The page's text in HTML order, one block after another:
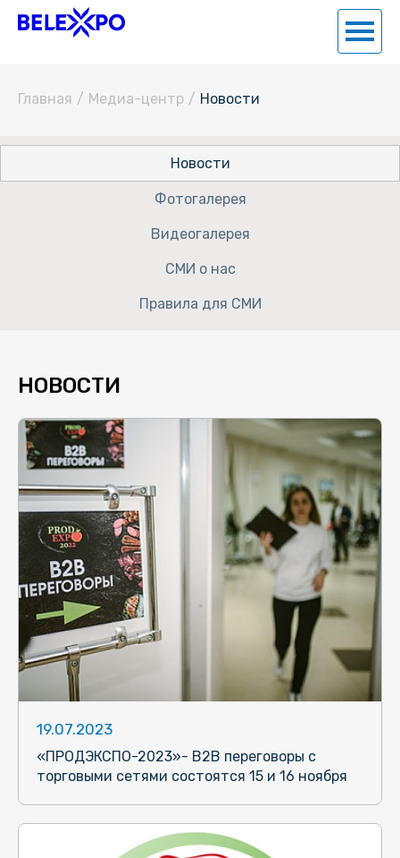
Главная / Медиа-центр / Новости
Новости
Фотогалерея
Видеогалерея
СМИ о нас
Правила для СМИ
НОВОСТИ
19.07.2023
«ПРОДЭКСПО-2023»- B2B переговоры с
торговыми сетями состоятся 15 и 16 ноября